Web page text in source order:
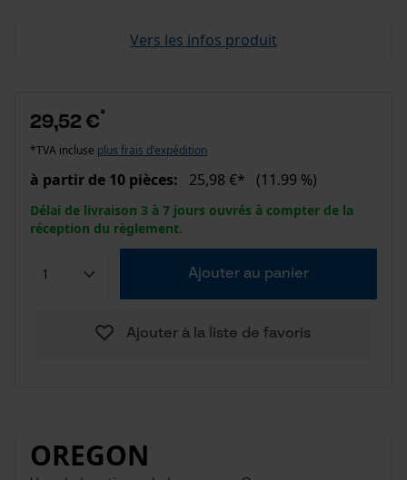
Vers les infos produit
29,52 €*
*TVA incluse plus frais d'expédition
à partir de 10 pièces: 25,98 €* (11.99 %)
Délai de livraison 3 à 7 jours ouvrés à compter de la
réception du règlement.
Ajouter au panier
Ajouter à la liste de favoris
OREGON